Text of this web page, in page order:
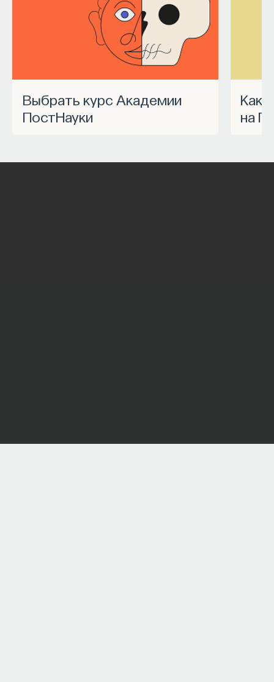
Выбрать курс Академии
ПостНауки
Как запустить спецпроект
на